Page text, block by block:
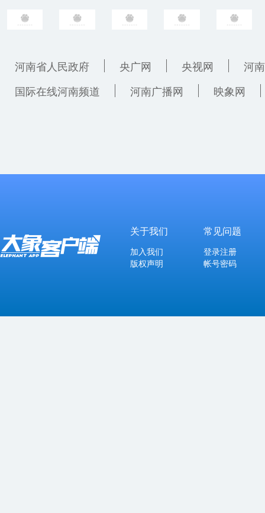
河南省人民政府 央广网 央视网
河
国际在线河南频道
河南广播网 映象网
关于我们
加入我们
版权声明
常见问题
登录注册
帐号密码